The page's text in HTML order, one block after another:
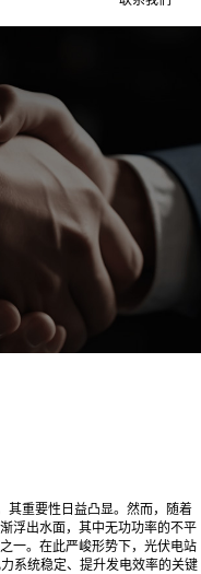
其重要性日益凸显。然而，随着
浮出水面，其中无功功率的不平
一。在此严峻形势下，光伏电站
系统稳定、提升发电效率的关键